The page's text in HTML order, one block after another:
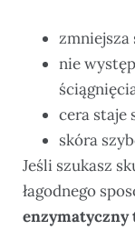
zmniejsza
nie
cera staje
skóra
Jeśli szukasz
łagodnego
enzymatyczny